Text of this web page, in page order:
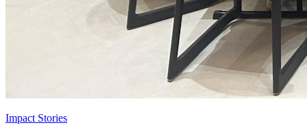
Impact Stories